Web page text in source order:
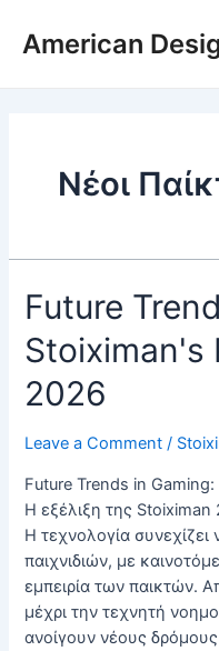
American
Νέοι
Future
Stoiximan's
2026
Leave a Comment /
Future Trends in
Η εξέλιξη της Stoiximan
Η τεχνολογία
παιχνιδιών, με
εμπειρία των παικτών.
μέχρι την τεχνητή
ανοίγουν νέους
Future
Trends
in
Stoiximan's
for
2026